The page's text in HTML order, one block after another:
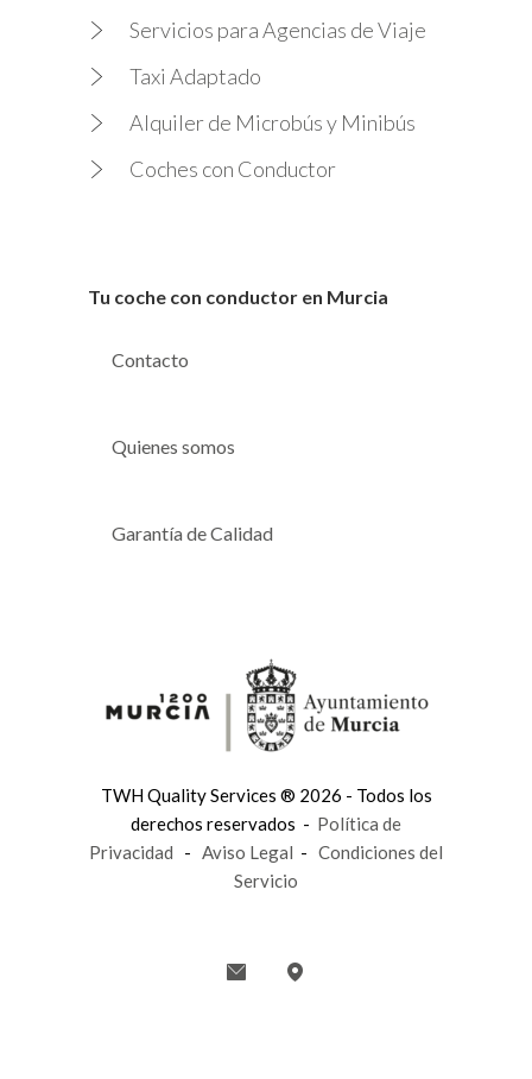
Servicios para Agencias de Viaje
Taxi Adaptado
Alquiler de Microbús y Minibús
Coches con Conductor
Tu coche con conductor en Murcia
Contacto
Quienes somos
Garantía de Calidad
TWH Quality Services ® 2026 - Todos los
derechos reservados - Política de
Privacidad - Aviso Legal - Condiciones del
Servicio